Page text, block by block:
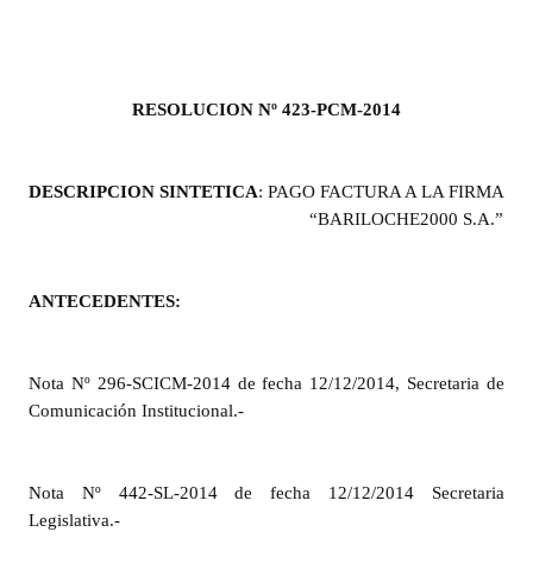
Digesto
Organigrama
Informes de Gestión
RESOLUCION Nº 423-PCM-2014
DESCRIPCION SINTETICA: PAGO FACTURA A LA FIRMA
“BARILOCHE2000 S.A.”
ANTECEDENTES:
Nota Nº 296-SCICM-2014 de fecha 12/12/2014, Secretaria de
Comunicación Institucional.-
Nota Nº 442-SL-2014 de fecha 12/12/2014 Secretaria
Legislativa.-